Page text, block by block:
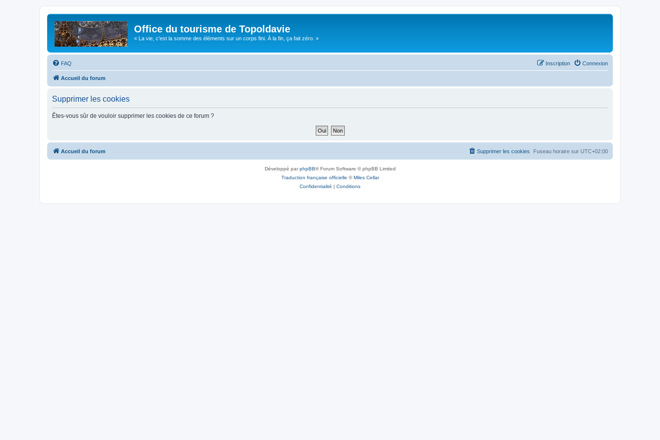
Office du tourisme de Topoldavie
« La vie, c'est la somme des éléments sur un corps fini. À la fin, ça fait zéro. »
FAQ Connexion
Inscription
Accueil du forum
Supprimer les cookies
Êtes-vous sûr de vouloir supprimer les cookies de ce forum ?
Accueil du forum Fuseau horaire sur UTC+02:00
Supprimer les cookies
Développé parphpBB® Forum Software © phpBB Limited
Traduction française officielle ©Miles Cellar
Confidentialité | Conditions